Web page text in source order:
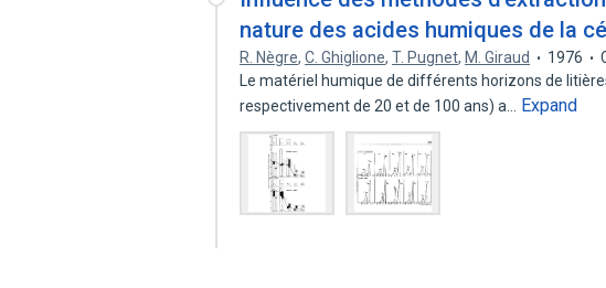
nature des acides humiques de la
R. Nègre,C. Ghiglione,T. Pugnet, M. Giraud 1976
Le matériel humique de différents horizons de
respectivement de 20 et de 100 ans) a…
Expand